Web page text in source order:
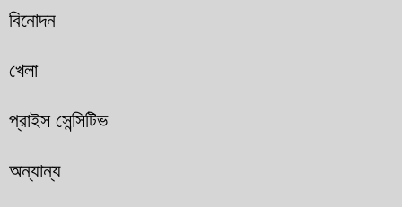
বিনোদন
খেলা
প্রাইস সেন্সিটিভ
অন্যান্য